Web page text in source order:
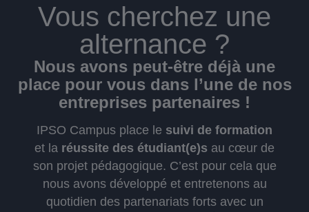
Vous cherchez une
alternance ?
Nous avons peut-être déjà une
place pour vous dans l’une de nos
entreprises partenaires !
IPSO Campus place le suivi de formation
et la réussite des étudiant(e)s au cœur de
son projet pédagogique. C’est pour cela que
nous avons développé et entretenons au
quotidien des partenariats forts avec un